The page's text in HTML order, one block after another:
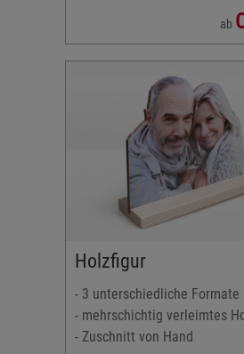
ab
Holzfigur
- 3 unterschiedliche Formate
- mehrschichtig verleimtes
- Zuschnitt von Hand